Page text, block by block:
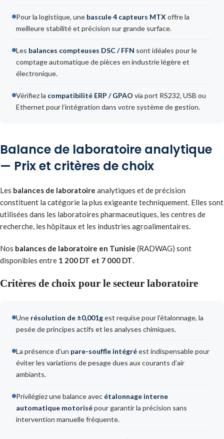
Pour la logistique, une bascule 4 capteurs MTX offre la
meilleure stabilité et précision sur grande surface.
Les balances compteuses DSC / FFN sont idéales pour le
comptage automatique de pièces en industrie légère et
électronique.
Vérifiez la compatibilité ERP / GPAO via port RS232, USB ou
Ethernet pour l’intégration dans votre système de gestion.
Balance de laboratoire analytique
— Prix et critères de choix
Les balances de laboratoire analytiques et de précision
constituent la catégorie la plus exigeante techniquement. Elles sont
utilisées dans les laboratoires pharmaceutiques, les centres de
recherche, les hôpitaux et les industries agroalimentaires.
Nos balances de laboratoire en Tunisie (RADWAG) sont
disponibles entre 1 200 DT et 7 000 DT.
Critères de choix pour le secteur laboratoire
Une résolution de ±0,001gest requise pour l’étalonnage, la
pesée de principes actifs et les analyses chimiques.
La présence d’un pare-souffle intégréest indispensable pour
éviter les variations de pesage dues aux courants d’air
ambiants.
Privilégiez une balance avec étalonnage interne
automatique motorisépour garantir la précision sans
intervention manuelle fréquente.